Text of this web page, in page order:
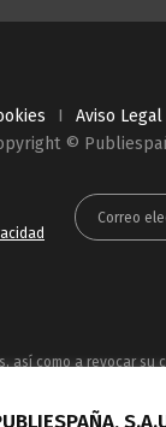
I Aviso Legal
©
así como a revocar